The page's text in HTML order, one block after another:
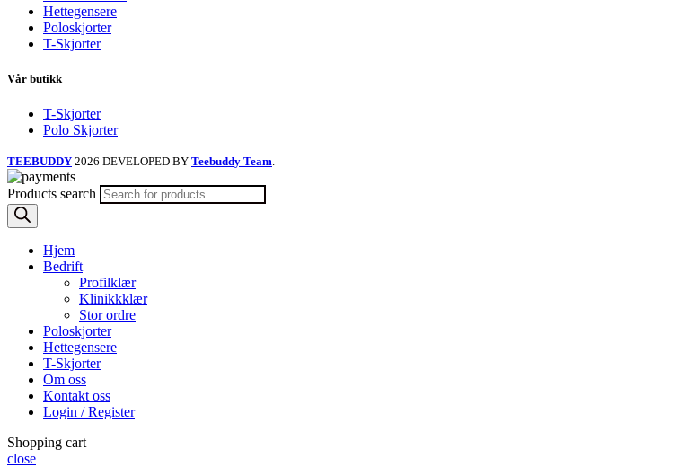
Hettegensere
Poloskjorter
T-Skjorter
Vår butikk
T-Skjorter
Polo Skjorter
TEEBUDDY 2026 DEVELOPED BY Teebuddy Team.
Products search
Hjem
Bedrift
Profilklær
Klinikkklær
Stor ordre
Poloskjorter
Hettegensere
T-Skjorter
Om oss
Kontakt oss
Login / Register
Shopping cart
close